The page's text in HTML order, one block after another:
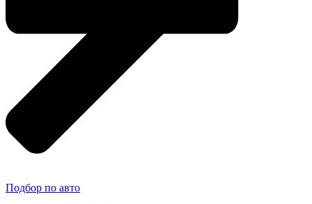
Подбор по авто